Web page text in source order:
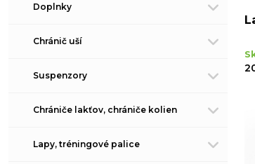
Doplnky
Chránič uší
Suspenzory
Chrániče lakťov, chrániče kolien
Lapy, tréningové palice